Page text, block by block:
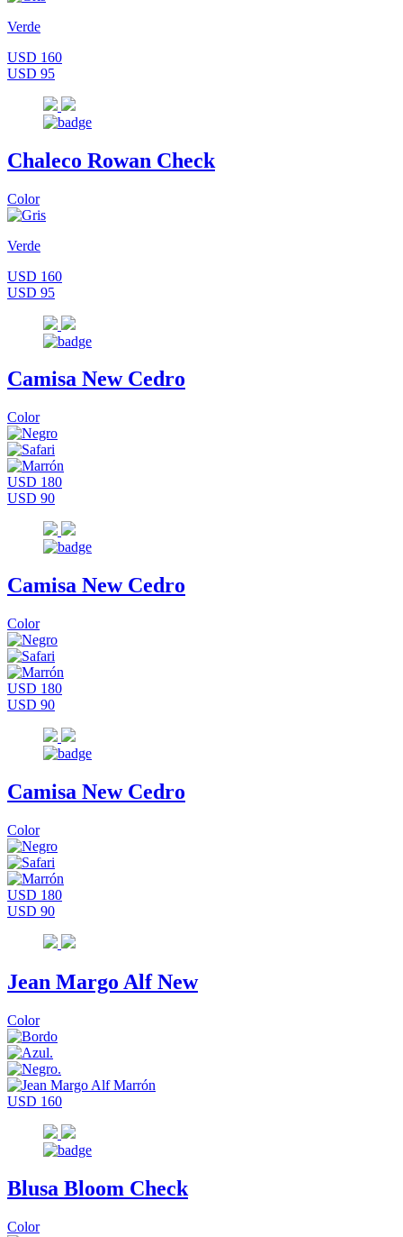
Verde
USD 160
USD 95
Chaleco Rowan Check
Color
Verde
USD 160
USD 95
Camisa New Cedro
Color
USD 180
USD 90
Camisa New Cedro
Color
USD 180
USD 90
Camisa New Cedro
Color
USD 180
USD 90
Jean Margo Alf New
Color
USD 160
Blusa Bloom Check
Color